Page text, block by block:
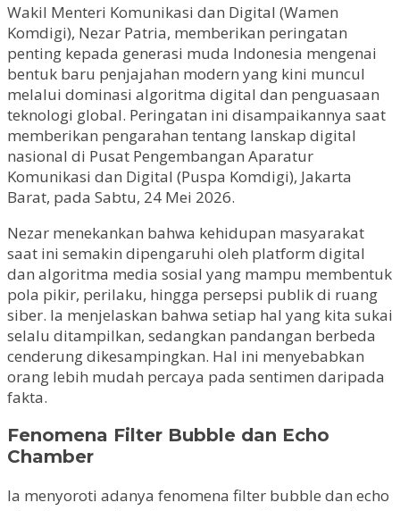
Wakil Menteri Komunikasi dan Digital (Wamen
Komdigi), Nezar Patria, memberikan peringatan
penting kepada generasi muda Indonesia mengenai
bentuk baru penjajahan modern yang kini muncul
melalui dominasi algoritma digital dan penguasaan
teknologi global. Peringatan ini disampaikannya saat
memberikan pengarahan tentang lanskap digital
nasional di Pusat Pengembangan Aparatur
Komunikasi dan Digital (Puspa Komdigi), Jakarta
Barat, pada Sabtu, 24 Mei 2026.
Nezar menekankan bahwa kehidupan masyarakat
saat ini semakin dipengaruhi oleh platform digital
dan algoritma media sosial yang mampu membentuk
pola pikir, perilaku, hingga persepsi publik di ruang
siber. Ia menjelaskan bahwa setiap hal yang kita sukai
selalu ditampilkan, sedangkan pandangan berbeda
cenderung dikesampingkan. Hal ini menyebabkan
orang lebih mudah percaya pada sentimen daripada
fakta.
Fenomena Filter Bubble dan Echo
Chamber
Ia menyoroti adanya fenomena filter bubble dan echo